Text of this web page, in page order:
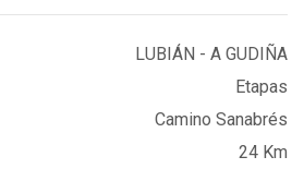
LUBIÁN - A GUDIÑA
Etapas
Camino Sanabrés
24 Km